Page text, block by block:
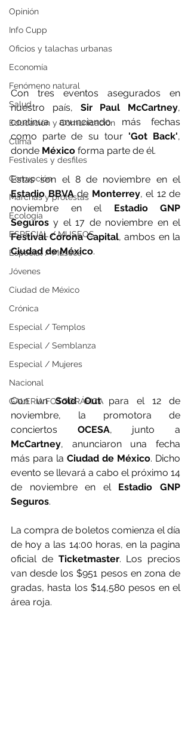
Opinión
Info Cupp
Oficios y talachas urbanas
Economía
Fenómeno natural
Salud
Educación y Comunicación
Clima
Festivales y desfiles
Corrupción
Marchas y protestas
Ecología
ESPECIAL / MUSEOS
Especial / Museos
Jóvenes
Ciudad de México
Crónica
Especial / Templos
Especial / Semblanza
Especial / Mujeres
Nacional
GALERÍA FOTOGRÁFICA
Con tres eventos asegurados en
nuestro país, Sir Paul McCartney,
continua anunciando más fechas
como parte de su tour 'Got Back',
donde México forma parte de él.
Estas son el 8 de noviembre en el
Estadio BBVA de Monterrey, el 12 de
noviembre en el Estadio GNP
Seguros
y el 17 de noviembre en el
Festival Corona Capital
Ciudad de México.
Con un Sold Out para el 12 de
noviembre, la promotora de
conciertos OCESA
McCartney, anunciaron una fecha
más para la Ciudad de México. Dicho
evento se llevará a cabo el próximo 14
de noviembre en el Estadio GNP
Seguros.
La compra de boletos comienza el día
de hoy a las 14:00 horas, en la pagina
oficial de Ticketmaster. Los precios
van desde los $951 pesos en zona de
gradas, hasta los $14,580 pesos en el
área roja.